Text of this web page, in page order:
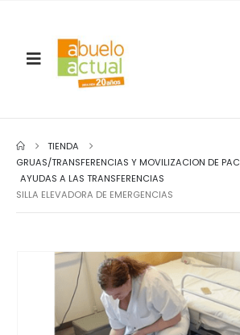
TIENDA
GRUAS/TRANSFERENCIAS Y MOVILIZACION DE
AYUDAS A LAS TRANSFERENCIAS
SILLA ELEVADORA DE EMERGENCIAS